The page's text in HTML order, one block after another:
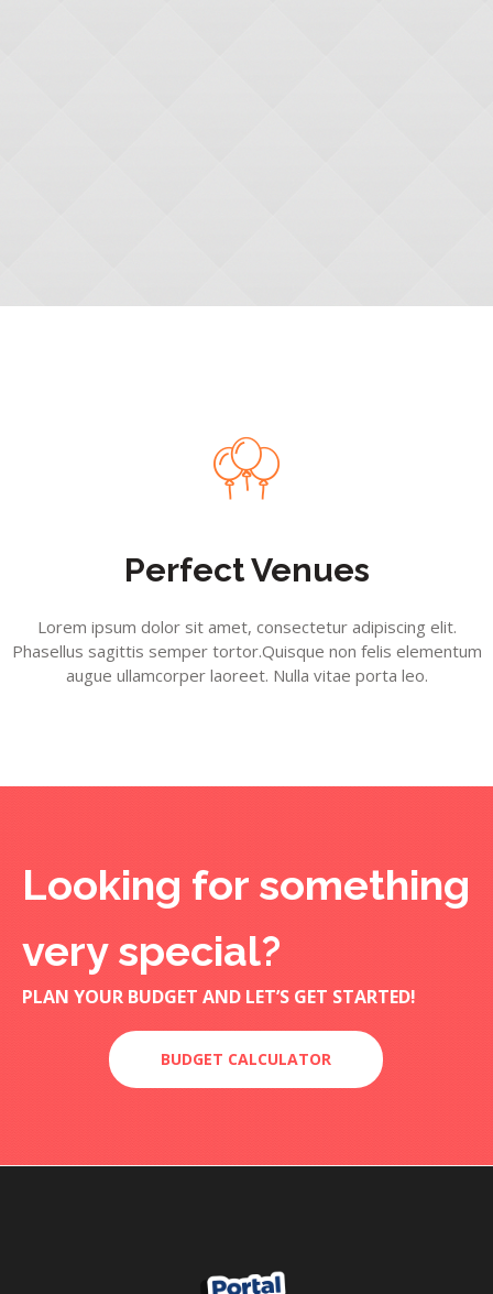
Perfect Venues
Lorem ipsum dolor sit amet, consectetur adipiscing elit.
Phasellus sagittis semper tortor.Quisque non felis elementum
augue ullamcorper laoreet. Nulla vitae porta leo.
Looking for something
very special?
PLAN YOUR BUDGET AND LET’S GET STARTED!
BUDGET CALCULATOR